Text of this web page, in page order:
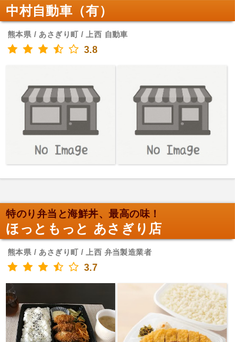
中村自動車（有）
熊本県 / あさぎり町 / 上西 自動車
3.8
特のり弁当と海鮮丼、最高の味！
ほっともっと あさぎり店
熊本県 / あさぎり町 / 上西 弁当製造業者
3.7